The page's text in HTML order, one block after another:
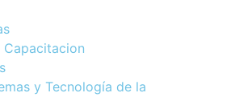
Capacitacion
y Tecnología de la